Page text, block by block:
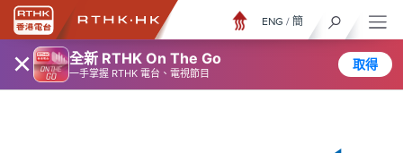
× 全新 RTHK On The Go
一手掌握 RTHK 電台、電視節目
取得
ENG / 簡